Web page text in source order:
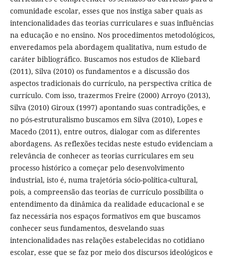
comunidade escolar, esses que nos instiga saber quais as
intencionalidades das teorias curriculares e suas influências
na educação e no ensino. Nos procedimentos metodológicos,
enveredamos pela abordagem qualitativa, num estudo de
caráter bibliográfico. Buscamos nos estudos de Kliebard
(2011), Silva (2010) os fundamentos e a discussão dos
aspectos tradicionais do currículo, na perspectiva crítica de
currículo. Com isso, trazermos Freire (2000) Arroyo (2013),
Silva (2010) Giroux (1997) apontando suas contradições, e
no pós-estruturalismo buscamos em Silva (2010), Lopes e
Macedo (2011), entre outros, dialogar com as diferentes
abordagens. As reflexões tecidas neste estudo evidenciam a
relevância de conhecer as teorias curriculares em seu
processo histórico a começar pelo desenvolvimento
industrial, isto é, numa trajetória sócio-política-cultural,
pois, a compreensão das teorias de currículo possibilita o
entendimento da dinâmica da realidade educacional e se
faz necessária nos espaços formativos em que buscamos
conhecer seus fundamentos, desvelando suas
intencionalidades nas relações estabelecidas no cotidiano
escolar, esse que se faz por meio dos discursos ideológicos e